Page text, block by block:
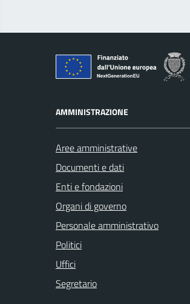
AMMINISTRAZIONE
Aree amministrative
Documenti e dati
Enti e fondazioni
Organi di governo
Personale amministrativo
Politici
Uffici
Segretario